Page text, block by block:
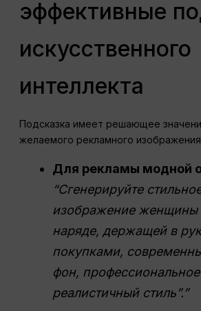
эффективные
искусственного
интеллекта
Подсказка имеет решающее
желаемого рекламного
Для рекламы модной
“Сгенерируйте
изображение женщины
наряде, держащей в
покупками,
фон,
реалистичный стиль”.”